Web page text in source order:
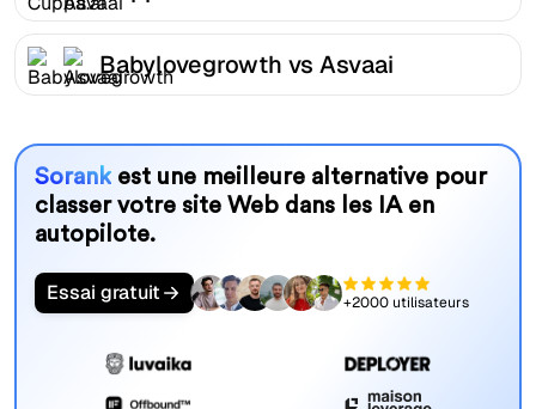
Babylovegrowth vs Asvaai
Sorankest une meilleure alternative pour
classer votre site Web dans les IA en
autopilote.
Essai gratuit +2000 utilisateurs